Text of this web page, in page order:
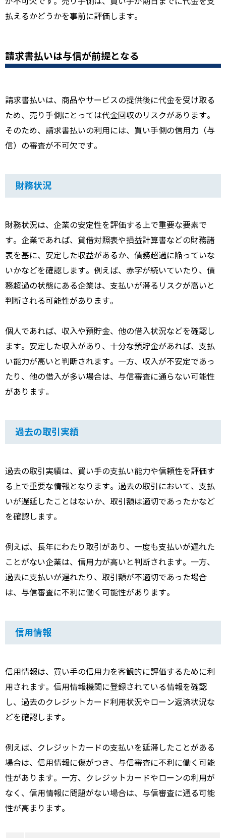
払えるかどうかを事前に評価します。
請求書払いは与信が前提となる
請求書払いは、 商品やサービスの提供後に代金を受け取る
ため、 売り手側にとっては代金回収のリスクがあります。
そのため、 請求書払いの利用には、
買い手側の信用力（与
信）の審査が不可欠です。
財務状況
財務状況は、 企業の安定性を評価する上で重要な要素で
す。 企業であれば、 貸借対照表や損益計算書などの財務諸
表を基に、 安定した収益があるか、 債務超過に陥っていな
いかなどを確認します。 例えば、 赤字が続いていたり、 債
務超過の状態にある企業は、 支払いが滞るリスクが高いと
判断される可能性があります。
個人であれば、 収入や預貯金、 他の借入状況などを確認し
ます。 安定した収入があり、 十分な預貯金があれば、 支払
い能力が高いと判断されます。 一方、 収入が不安定であっ
たり、 他の借入が多い場合は、 与信審査に通らない可能性
があります。
過去の取引実績
過去の取引実績は、
買い手の支払い能力や信頼性を評価す
る上で重要な情報となります。 過去の取引において、 支払
いが遅延したことはないか、 取引額は適切であったかなど
を確認します。
例えば、 長年にわたり取引があり、 一度も支払いが遅れた
ことがない企業は、 信用力が高いと判断されます。 一方、
過去に支払いが遅れたり、 取引額が不適切であった場合
は、 与信審査に不利に働く可能性があります。
信用情報
信用情報は、
買い手の信用力を客観的に評価するために利
用されます。 信用情報機関に登録されている情報を確認
し、 過去のクレジットカード利用状況やローン返済状況な
どを確認します。
例えば、 クレジットカードの支払いを延滞したことがある
場合は、 信用情報に傷がつき、 与信審査に不利に働く可能
性があります。 一方、 クレジットカードやローンの利用が
なく、 信用情報に問題がない場合は、 与信審査に通る可能
性が高まります。